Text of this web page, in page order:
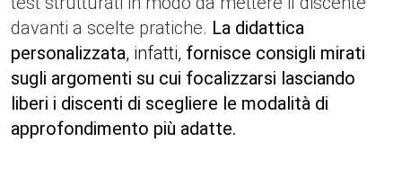
davanti a scelte pratiche. La didattica
personalizzata, infatti, fornisce consigli mirati
sugli argomenti su cui focalizzarsi lasciando
liberi i discenti di scegliere le modalità di
approfondimento più adatte.